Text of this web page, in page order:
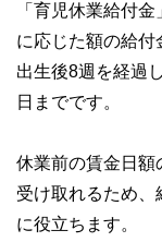
「育児休業給付
に応じた額の給付
出生後8週を経過
日までです。
休業前の賃金日額
受け取れるため、
に役立ちます。